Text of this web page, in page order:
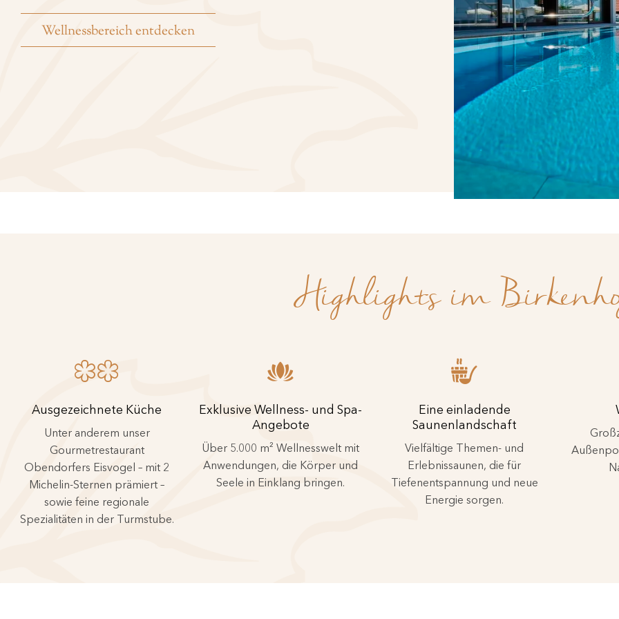
Wellnessbereich entdecken
Highlights im
Ausgezeichnete Küche
Unter anderem unser
Gourmetrestaurant
Obendorfers Eisvogel – mit 2
Michelin-Sternen prämiert –
sowie feine regionale
Spezialitäten in der Turmstube.
Exklusive Wellness- und Spa-
Angebote
Über 5.000 m² Wellnesswelt mit
Anwendungen, die Körper und
Seele in Einklang bringen.
Eine einladende
Saunenlandschaft
Vielfältige Themen- und
Erlebnissaunen, die für
Tiefenentspannung und neue
Energie sorgen.